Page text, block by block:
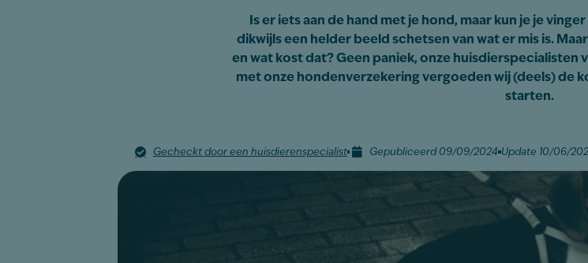
Is er iets aan de hand met je hond, maar kun je je
dikwijls een helder beeld schetsen van wat er mis is.
en wat kost dat? Geen paniek, onze huisdierspecialisten
met onze hondenverzekering vergoeden wij (deels) de
starten.
Gecheckt door een huisdierenspecialist Gepubliceerd 09/09/2024 Update 10/06/